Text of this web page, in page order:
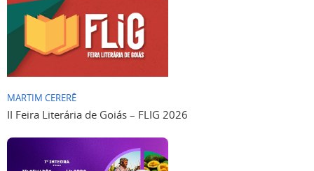
MARTIM CERERÊ
II Feira Literária de Goiás – FLIG 2026